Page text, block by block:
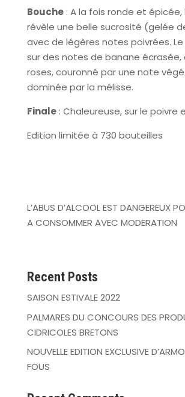
Bouche: A la fois ronde et épicée,
révèle une belle sucrosité (gelée
avec de légères notes poivrées.
sur des notes de banane écrasée,
roses, couronné par une note
dominée par la mélisse.
Finale: Chaleureuse, sur le poivre
Edition limitée à 730 bouteilles
L’ABUS D’ALCOOL EST DANGEREUX
A CONSOMMER AVEC MODERATION
Recent Posts
SAISON ESTIVALE 2022
PALMARES DU CONCOURS DES
CIDRICOLES BRETONS
NOUVELLE EDITION EXCLUSIVE
FOUS